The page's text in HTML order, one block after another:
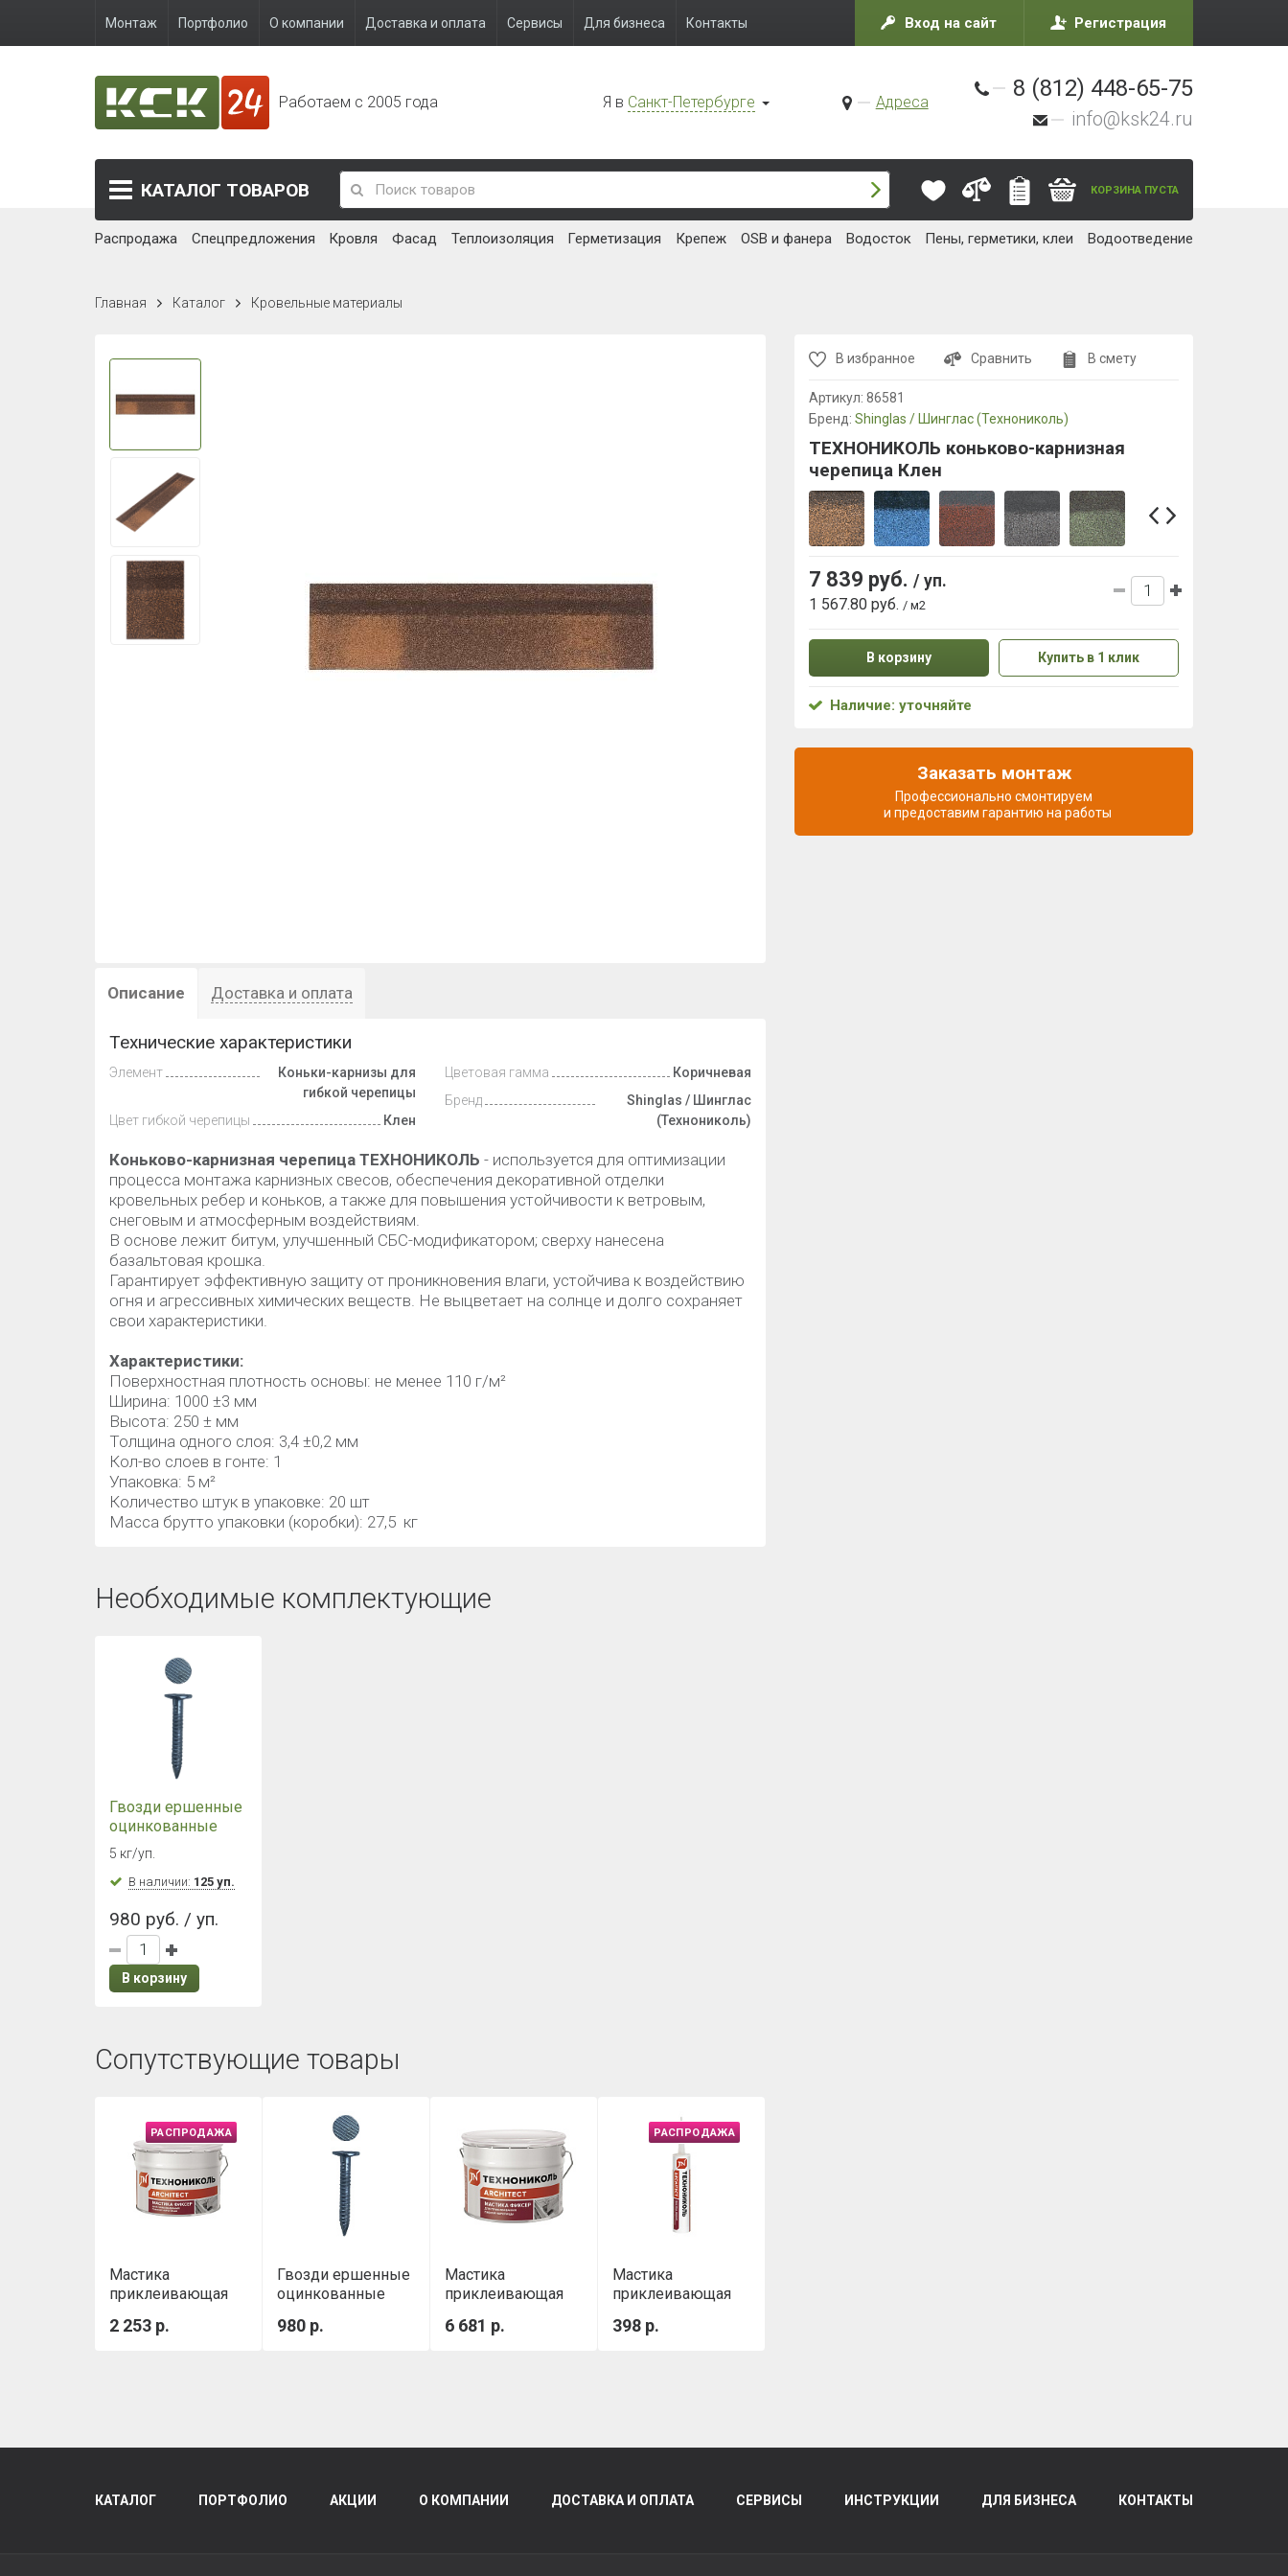
Монтаж Портфолио О компании Доставка и оплата Сервисы Для бизнеса Контакты Вход на сайт Регистрация
Работаем с 2005 года Я в Санкт-Петербурге Адреса
8 (812) 448-65-75
info@ksk24.ru
КАТАЛОГ ТОВАРОВ КОРЗИНА ПУСТА
Распродажа Спецпредложения Кровля Фасад Теплоизоляция Герметизация Крепеж OSB и фанера Водосток Пены, герметики, клеи Водоотведение
Главная Каталог Кровельные материалы
Описание Доставка и оплата
Технические характеристики
Элемент
Коньки-карнизы для
гибкой черепицы
Цвет гибкой черепицы
Клен
Цветовая гамма
Коричневая
Бренд
Shinglas / Шинглас
(Технониколь)
Коньково-карнизная черепица ТЕХНОНИКОЛЬ - используется для оптимизации
процесса монтажа карнизных свесов, обеспечения декоративной отделки
кровельных ребер и коньков, а также для повышения устойчивости к ветровым,
снеговым и атмосферным воздействиям.
В основе лежит битум, улучшенный СБС-модификатором; сверху нанесена
базальтовая крошка.
Гарантирует эффективную защиту от проникновения влаги, устойчива к воздействию
огня и агрессивных химических веществ. Не выцветает на солнце и долго сохраняет
свои характеристики.
Характеристики:
Поверхностная плотность основы: не менее 110 г/м²
Ширина: 1000 ±3 мм
Высота: 250 ± мм
Толщина одного слоя: 3,4 ±0,2 мм
Кол-во слоев в гонте: 1
Упаковка: 5 м²
Количество штук в упаковке: 20 шт
Масса брутто упаковки (коробки): 27,5 кг
Необходимые комплектующие
Гвозди ершенные
оцинкованные
3,5х30 мм (5 кг./
уп.)
5 кг/уп.
В наличии: 125 уп.
980 руб. / уп.
В корзину
Сопутствующие товары
РАСПРОДАЖА
Мастика
приклеивающая
3,6 кг
2 253 р.
Гвозди ершенные
оцинкованные
уп.)
980 р.
Мастика
приклеивающая
12 кг
6 681 р.
РАСПРОДАЖА
Мастика
приклеивающая
Картридж 0,4 кг,
398 р.
В избранное Сравнить В смету
Артикул: 86581
Бренд: Shinglas / Шинглас (Технониколь)
ТЕХНОНИКОЛЬ коньково-карнизная
черепица Клен
7 839 руб. / уп.
1 567.80 руб. / м2
В корзину Купить в 1 клик
Наличие: уточняйте
Заказать монтаж
Профессионально смонтируем
и предоставим гарантию на работы
КАТАЛОГ ПОРТФОЛИО АКЦИИ О КОМПАНИИ ДОСТАВКА И ОПЛАТА СЕРВИСЫ ИНСТРУКЦИИ ДЛЯ БИЗНЕСА КОНТАКТЫ